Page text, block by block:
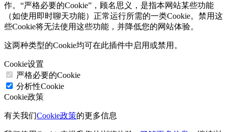
作。“严格必要的Cookie”，顾名思义，是指本网站某些功能
（如使用即时聊天功能）正常运行所需的一类Cookie。禁用这
些Cookie将无法使用这些功能，并降低您的网站体验。
这两种类型的Cookie均可在此插件中启用或禁用。
Cookie设置
严格必要的Cookie
分析性Cookie
Cookie政策
有关我们Cookie政策的更多信息